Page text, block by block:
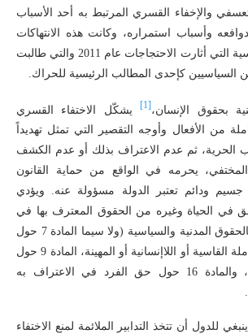
والإخفاء القسري المرتبط به أحد الأسباب
وأسباب استمراره، وكانت هذه الانتهاكات
من بين المظالم الرئيسية التي أثارت الاحتجاجات عام 2011 والتي طالبت
السياسيين كإحدى المطالب الرئيسية للحراك.
بحقوق الإنسان،
يشكّل الاختفاء القسري
من الأفعال وأوجه التقصير التي تمثل تهديداً
الحرية، ثم عدم الاعتراف بذلك أو عدم الكشف
يحرمه في الواقع من حماية القانون
ودائم تعتبر الدولة مسؤولة عنه. ويؤدي
في الحياة وغيره من الحقوق المعترف بها في
العهد الدولي الخاص بالحقوق المدنية والسياسية (ولا سيما المادة 7 حول
حظر التعذيب أو المعاملة القاسية أو اللاإنسانية أو المهينة، المادة 9 حول
حرية الشخص وأمنه، والمادة 16 حول حق الفرد في الاعتراف به
للدول أن تتخذ التدابير الملائمة لمنع الاختفاء